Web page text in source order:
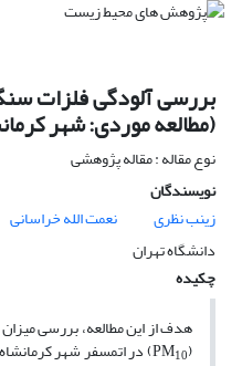
(مطالعه موردی: شهر
نوع مقاله : مقاله پژوهشی
نویسندگان
زینب نظری
نعمت الله خراسانی
دانشگاه تهران
چکیده
هدف از این مطالعه، بررسی
(PM
10